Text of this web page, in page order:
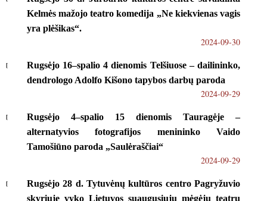
Kelmės mažojo teatro komedija „Ne kiekvienas vagis
yra plėšikas“.
2024-09-30
Rugsėjo 16–spalio 4 dienomis Telšiuose – dailininko,
dendrologo Adolfo Kišono tapybos darbų paroda
2024-09-29
Rugsėjo 4–spalio 15 dienomis Tauragėje –
alternatyvios fotografijos menininko Vaido
Tamošiūno paroda „Saulėraščiai“
2024-09-29
Rugsėjo 28 d. Tytuvėnų kultūros centro Pagryžuvio
skyriuje vyko Lietuvos suaugusiųjų mėgėjų teatrų